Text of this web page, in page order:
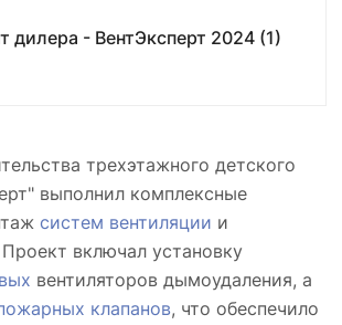
дилера - ВентЭксперт 2024 (1)
трехэтажного детского
выполнил комплексные
систем вентиляции и
Проект включал установку
вентиляторов дымоудаления, а
клапанов, что обеспечило